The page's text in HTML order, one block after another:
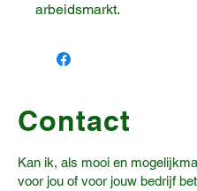
arbeidsmarkt.
Contact
Kan ik, als mooi en
voor jou of voor jouw bedrijf